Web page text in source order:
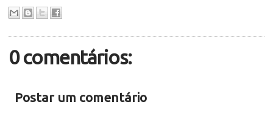
0 comentários:
Postar um comentário